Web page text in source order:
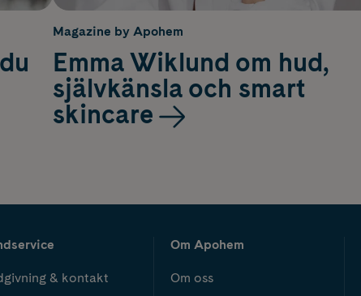
Magazine by Apohem
Emma Wiklund om hud,
självkänsla och smart
skincare
& kontakt
Om Apohem
Om oss